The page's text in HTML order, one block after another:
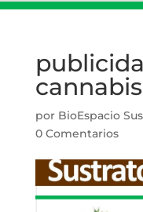
cannabis
por BioEspacio
0 Comentarios